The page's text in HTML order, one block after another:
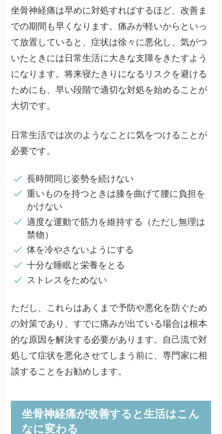
坐骨神経痛は早めに対処すればするほど、改善ま
での期間も早くなります。痛みが軽いからといっ
て放置していると、症状は徐々に悪化し、気がつ
いたときには日常生活に大きな支障をきたすよう
になります。将来寝たきりになるリスクを避ける
ためにも、早い段階で適切な対処を始めることが
大切です。
日常生活では次のようなことに気をつけることが
必要です。
長時間同じ姿勢を続けない
重いものを持つときは膝を曲げて腰に負担を
かけない
適度な運動で筋力を維持する（ただし無理は
禁物）
体を冷やさないようにする
十分な睡眠と栄養をとる
ストレスをためない
ただし、これらはあくまで予防や悪化を防ぐため
の対策であり、すでに痛みが出ている場合は根本
的な原因を解決する必要があります。自己流で対
処して症状を悪化させてしまう前に、専門家に相
談することをお勧めします。
坐骨神経痛が改善すると生活はこん
なに変わる